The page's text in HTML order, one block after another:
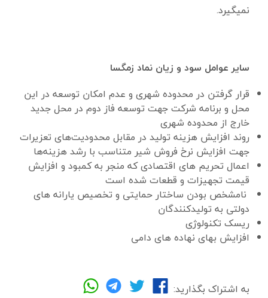
نمیگیرد.
سایر عوامل سود و زیان نماد زمگسا
قرار گرفتن در محدوده شهری و عدم امکان توسعه در این
محل و برنامه شرکت جهت توسعه فاز دوم در محل جدید
خارج از محدوده شهری
روند افزایش هزینه تولید در مقابل محدودیت‌های تعزیرات
جهت افزایش نرخ فروش شیر متناسب با رشد هزینه‌ها
اعمال تحریم های اقتصادی که منجر به کمبود و افزایش
قیمت تجهیزات و قطعات شده است
نامشخص بودن ساختار حمایتی و تخصیص یارانه های
دولتی به تولیدکنندگان
ریسک تکنولوژی
افزایش بهای نهاده های دامی
به اشتراک بگذارید: